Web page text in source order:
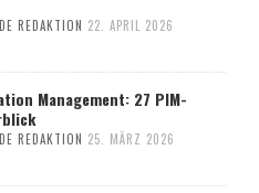
REDAKTION 22. APRIL 2026
Management: 27 PIM-
REDAKTION 25. MÄRZ 2026